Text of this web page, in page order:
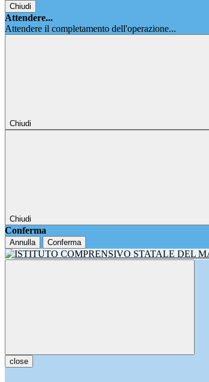
Chiudi
Attendere...
Attendere il completamento dell'operazione...
Chiudi
Chiudi
Conferma
Annulla Conferma
close